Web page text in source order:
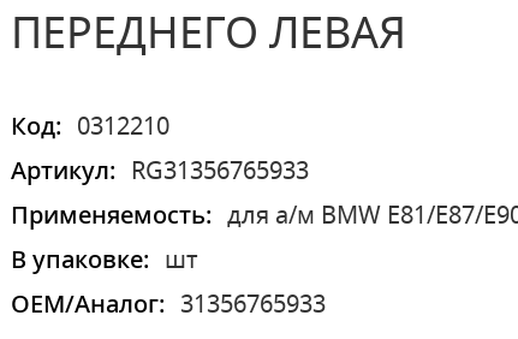
ПЕРЕДНЕГО ЛЕВАЯ
Код:
0312210
Артикул:
RG31356765933
Применяемость:
для а/м BMW E81/E87/
В упаковке:
шт
OEM/Аналог:
31356765933